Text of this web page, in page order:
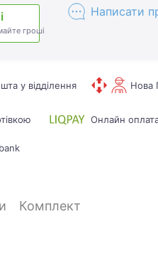
гроші
Написати
у відділення Нова
Онлайн
Комплект